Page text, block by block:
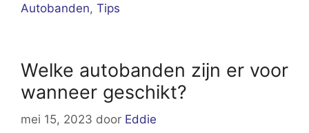
Autobanden, Tips
Welke autobanden zijn er voor
wanneer geschikt?
mei 15, 2023 door Eddie